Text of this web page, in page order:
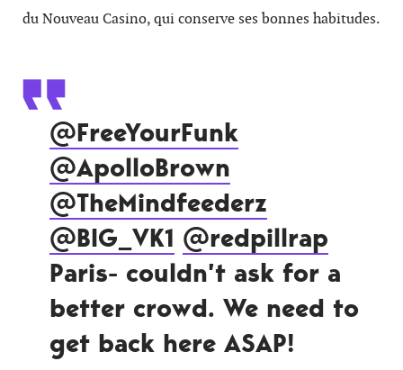
du Nouveau Casino, qui conserve ses bonnes habitudes.
@FreeYourFunk
@ApolloBrown
@TheMindfeederz
@BIG_VK1 @redpillrap
Paris- couldn’t ask for a
better crowd. We need to
get back here ASAP!